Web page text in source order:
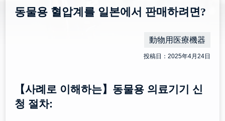
동물용 혈압계를 일본에서 판매하려면?
投稿日：2025年4月24日
動物用医療機器
【사례로 이해하는】동물용 의료기기 신
청 절차: